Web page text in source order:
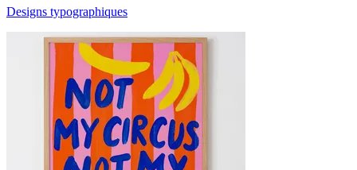
Designs typographiques